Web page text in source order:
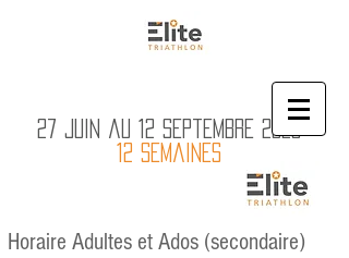
27 juin au 12 septembre 2026
12 semaines
Horaire Adultes et Ados (secondaire)